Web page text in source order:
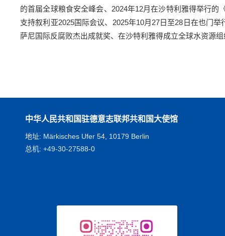
的首届全球粮食安全峰会、2024年12月在沙特利雅得举行
支持叙利亚2025国际会议、2025年10月27日至28日在也门
萨尼国际反腐败杰出成就奖、在沙特利雅得成立全球水资源
中华人民共和国驻德意志联邦共和国大使馆
地址: Märkisches Ufer 54, 10179 Berlin
总机: +49-30-27588-0